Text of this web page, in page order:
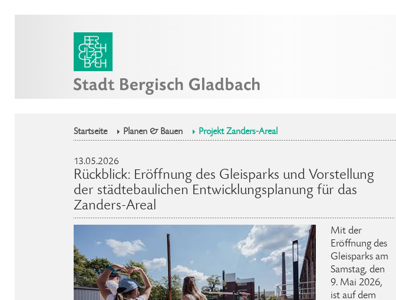
Startseite Planen & Bauen Projekt Zanders-Areal
13.05.2026
Rückblick: Eröffnung des Gleisparks und Vorstellung
der städtebaulichen Entwicklungsplanung für das
Zanders-Areal
Mit der
Eröffnung des
Gleisparks am
Samstag, den
9. Mai 2026,
ist auf dem